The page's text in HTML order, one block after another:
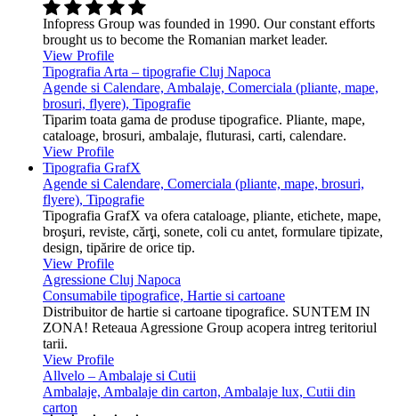
Infopress Group was founded in 1990. Our constant efforts
brought us to become the Romanian market leader.
View Profile
Tipografia Arta – tipografie Cluj Napoca
Agende si Calendare, Ambalaje, Comerciala (pliante, mape,
brosuri, flyere), Tipografie
Tiparim toata gama de produse tipografice. Pliante, mape,
cataloage, brosuri, ambalaje, fluturasi, carti, calendare.
View Profile
Tipografia GrafX
Agende si Calendare, Comerciala (pliante, mape, brosuri,
flyere), Tipografie
Tipografia GrafX va ofera cataloage, pliante, etichete, mape,
broşuri, reviste, cărţi, sonete, coli cu antet, formulare tipizate,
design, tipărire de orice tip.
View Profile
Agressione Cluj Napoca
Consumabile tipografice, Hartie si cartoane
Distribuitor de hartie si cartoane tipografice. SUNTEM IN
ZONA! Reteaua Agressione Group acopera intreg teritoriul
tarii.
View Profile
Allvelo – Ambalaje si Cutii
Ambalaje, Ambalaje din carton, Ambalaje lux, Cutii din
carton